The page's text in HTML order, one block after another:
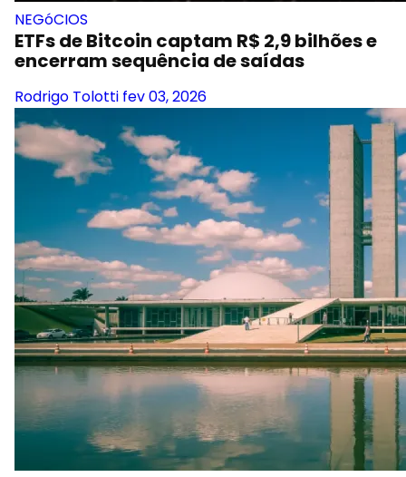
NEGóCIOS
ETFs de Bitcoin captam R$ 2,9 bilhões e
encerram sequência de saídas
Rodrigo Tolotti fev 03, 2026